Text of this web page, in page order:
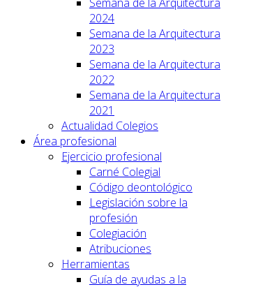
2024
Semana de la Arquitectura
2023
Semana de la Arquitectura
2022
Semana de la Arquitectura
2021
Actualidad Colegios
Área profesional
Ejercicio profesional
Carné Colegial
Código deontológico
Legislación sobre la
profesión
Colegiación
Atribuciones
Herramientas
Guía de ayudas a la